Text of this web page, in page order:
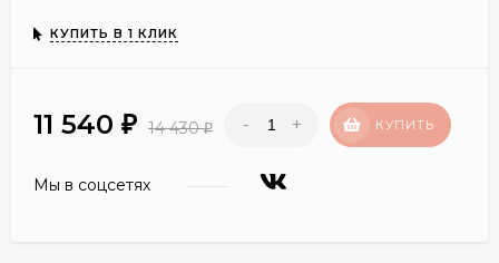
КУПИТЬ В 1 КЛИК
11 540 ₽ 14 430₽ - + КУПИТЬ
Мы в соцсетях